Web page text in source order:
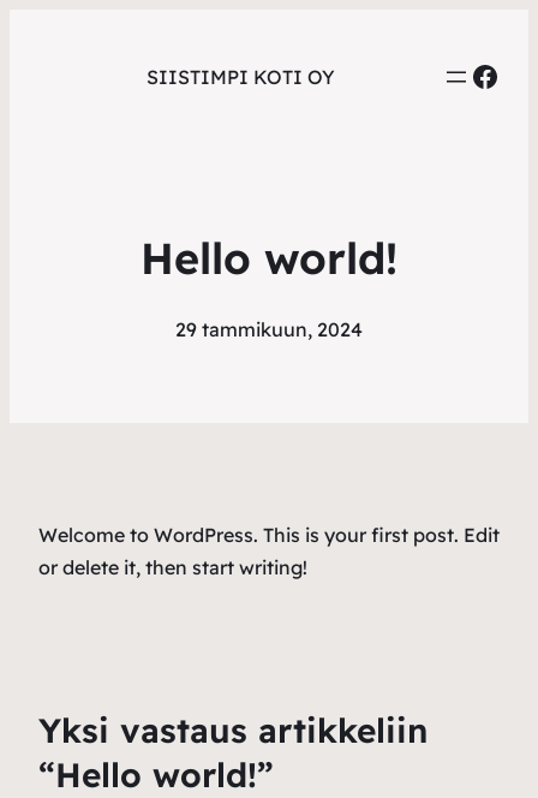
SIISTIMPI KOTI OY Siistimpi
Hello world!
29 tammikuun, 2024
Welcome to WordPress. This is your first post. Edit
or delete it, then start writing!
Yksi vastaus artikkeliin
“Hello world!”